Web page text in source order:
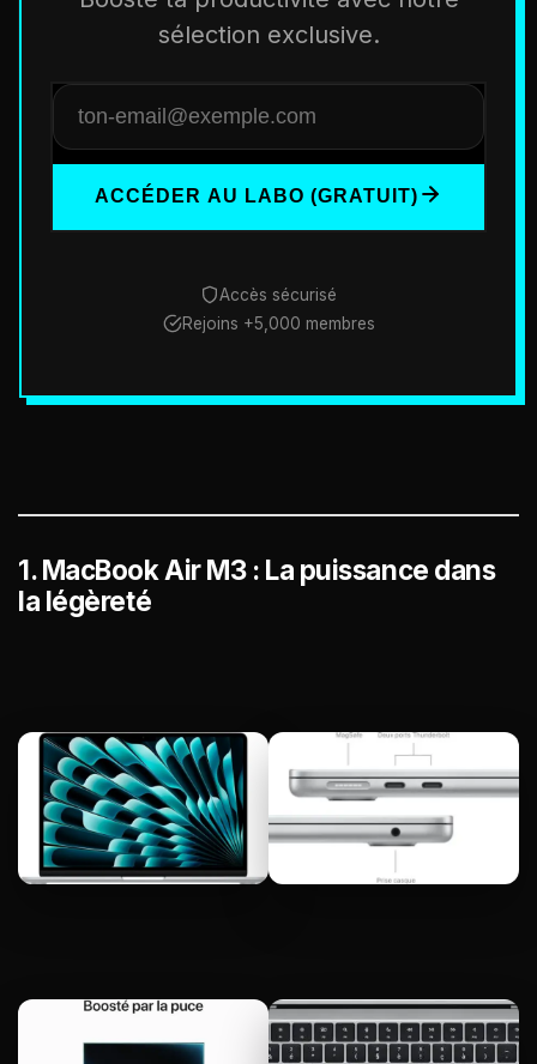
sélection exclusive.
ACCÉDER AU LABO (GRATUIT)
Accès sécurisé
Rejoins +5,000 membres
1.MacBook Air M3 : La puissance dans
la légèreté